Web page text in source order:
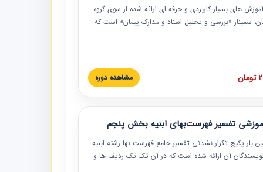
های بسیار کاربردی و حرفه‏ ای ارائه شده از سوی گروه
سمینار «بررسی و تحلیل اسناد و مدارک پیمان» است که
این خصوص ارائه شده است.
مشاهده دوره
تفسیر فهرست‌بهای ابنیه بخش پنجم
بار پکیج تکرار نشدنی تفسیر جامع فهرست بها رشته ابنیه
نویسندگان آن ارائه شده است که در آن تک تک ردیف ها و